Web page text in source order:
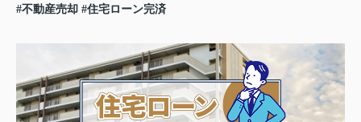
#不動産売却 #住宅ローン完済